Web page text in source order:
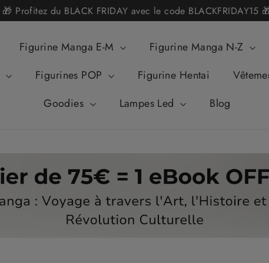
🎁 Profitez du BLACK FRIDAY avec le code BLACKFRIDAY15
Figurine Manga E-M Figurine Manga N-Z
Figurines POP Figurine Hentai
Goodies
Lampes Led Blog